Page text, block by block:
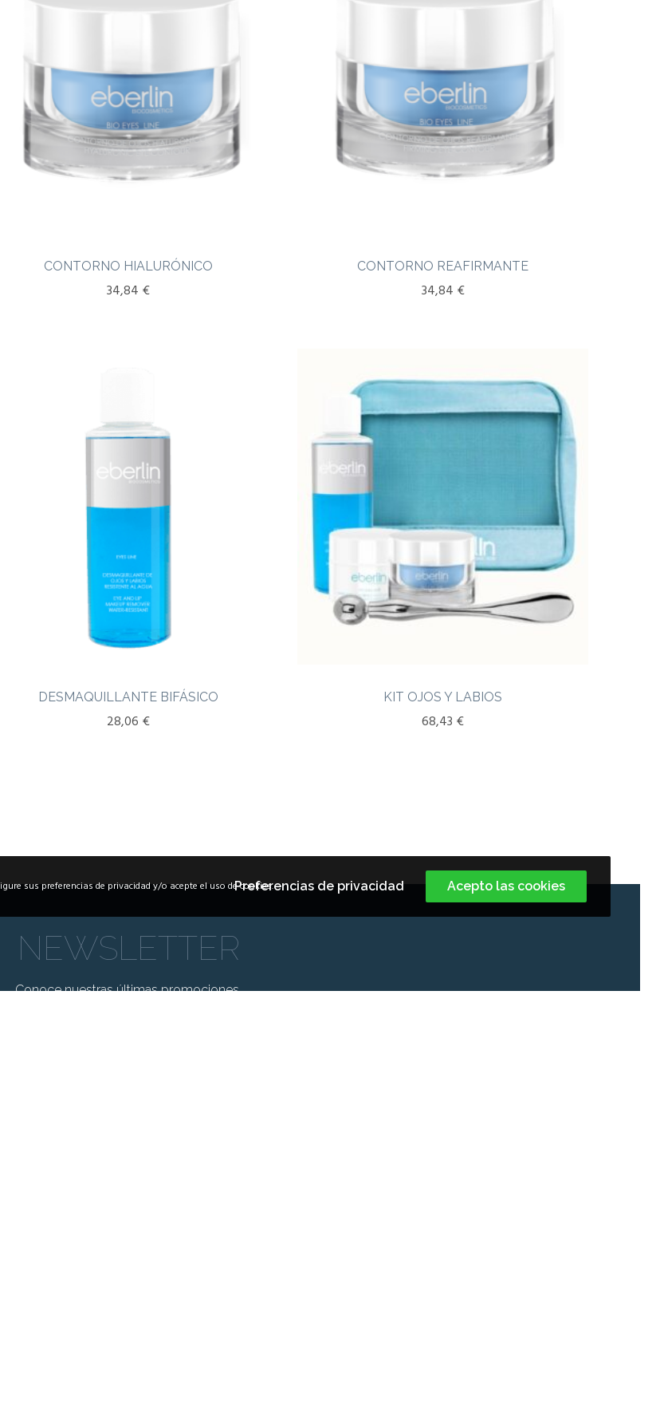
CONTORNO HIALURÓNICO
34,84 €
CONTORNO REAFIRMANTE
34,84 €
DESMAQUILLANTE BIFÁSICO
28,06 €
KIT OJOS Y LABIOS
68,43 €
NEWSLETTER
Conoce nuestras últimas promociones.
sus preferencias de privacidad y/o acepte el uso de cookies.Preferencias de privacidad Acepto las cookies